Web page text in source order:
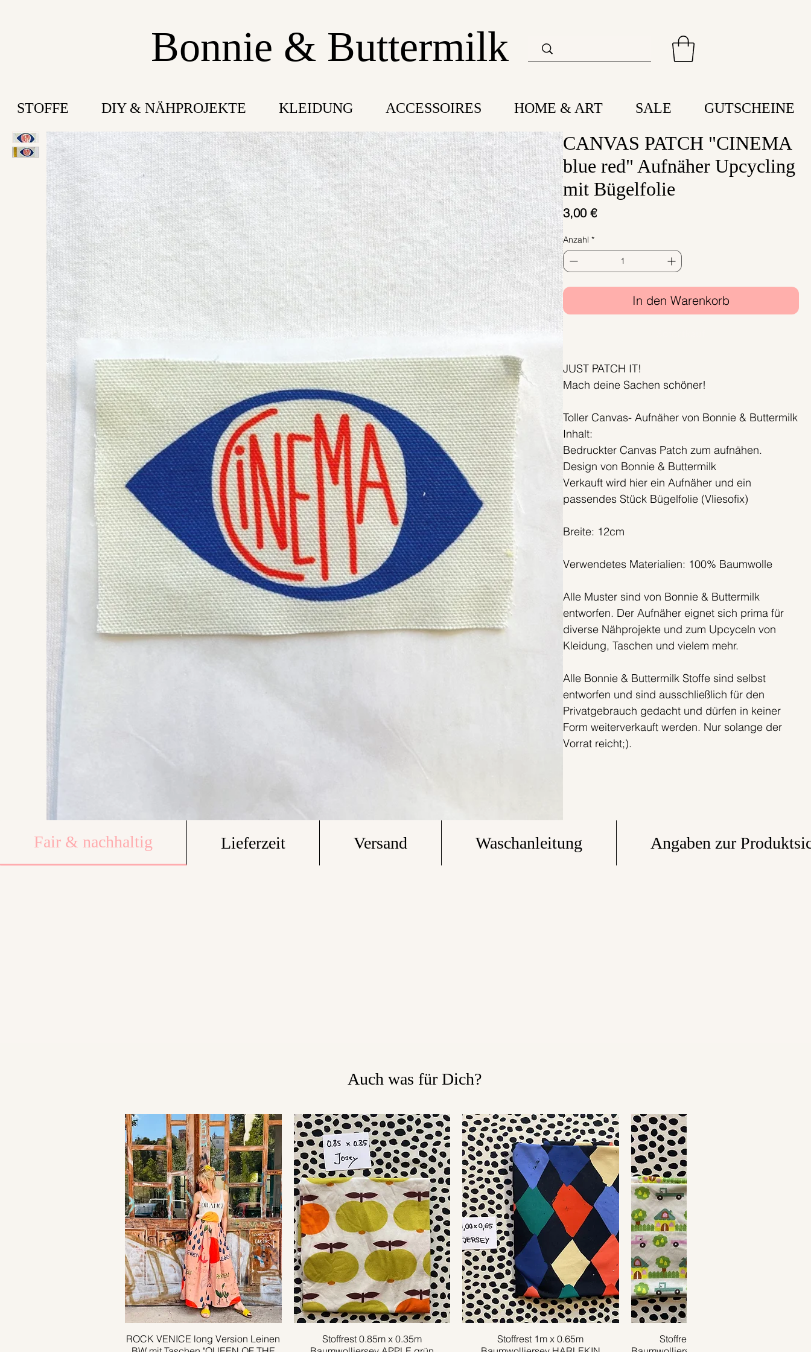
Bonnie & Buttermilk
STOFFE DIY & NÄHPROJEKTE KLEIDUNG ACCESSOIRES HOME & ART SALE GUTSCHEINE
CANVAS PATCH "CINEMA
blue red" Aufnäher Upcycling
mit Bügelfolie
3,00 €Preis
Anzahl *
In den Warenkorb
JUST PATCH IT!
Mach deine Sachen schöner!
Toller Canvas- Aufnäher von Bonnie & Buttermilk
Inhalt:
Bedruckter Canvas Patch zum aufnähen.
Design von Bonnie & Buttermilk
Verkauft wird hier ein Aufnäher und ein
passendes Stück Bügelfolie (Vliesofix)
Breite: 12cm
Verwendetes Materialien: 100% Baumwolle
Alle Muster sind von Bonnie & Buttermilk
entworfen. Der Aufnäher eignet sich prima für
diverse Nähprojekte und zum Upcyceln von
Kleidung, Taschen und vielem mehr.
Alle Bonnie & Buttermilk Stoffe sind selbst
entworfen und sind ausschließlich für den
Privatgebrauch gedacht und dürfen in keiner
Form weiterverkauft werden. Nur solange der
Vorrat reicht;).
Fair & nachhaltig Lieferzeit Versand Waschanleitung Angaben zur
Auch was für Dich?
Schnellansicht
ROCK VENICE long Version Leinen
Schnellansicht
Stoffrest 0.85m x 0.35m
Schnellansicht
Stoffrest 1m x 0.65m
Schnellansicht
Stoffrest 0.40m x 0.75m